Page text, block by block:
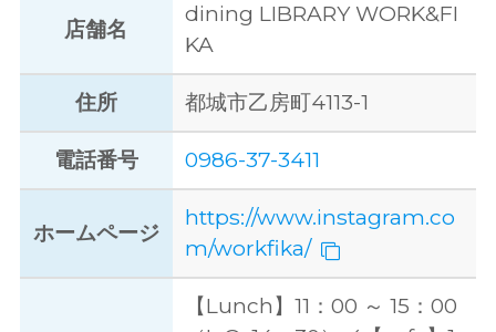
店舗名
dining LIBRARY WORK&FI
KA
住所 都城市乙房町4113-1
電話番号 0986-37-3411
ホームページ
https://www.instagram.co
m/workfika/
【Lunch】11：00 ～ 15：00